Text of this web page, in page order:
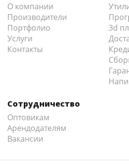
О компании
Производители
Портфолио
Услуги
Контакты
3d
Сотрудничество
Оптовикам
Арендодателям
Вакансии